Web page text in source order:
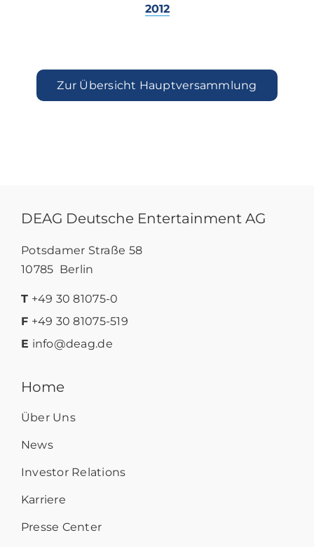
2012
Zur Übersicht Hauptversammlung
DEAG Deutsche Entertainment AG
Potsdamer Straße 58
10785 Berlin
T +49 30 81075-0
F +49 30 81075-519
E info@deag.de
Home
Über Uns
News
Investor Relations
Karriere
Presse Center